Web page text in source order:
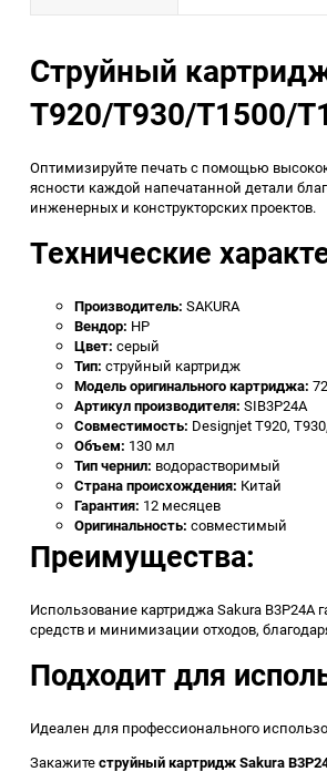
Струйный
T920/T930/T1500/
Оптимизируйте печать с помощью
ясности каждой напечатанной детали
инженерных и конструкторских проектов.
Технические
Производитель: SAKURA
Вендор: HP
Цвет: серый
Тип: струйный картридж
Модель оригинального картриджа:
Артикул производителя: SIB3P24A
Совместимость: Designjet T920,
Объем: 130 мл
Тип чернил: водорастворимый
Страна происхождения: Китай
Гарантия: 12 месяцев
Оригинальность: совместимый
Преимущества:
Использование картриджа Sakura B3P24A
средств и минимизации отходов,
Подходит для
Идеален для профессионального
Закажитеструйный картридж Sakura